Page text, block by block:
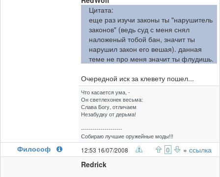
Цитата:
еще раз изучи законы ты "нарушитель
законов" (ведь суд с меня снял
наложеный тобой бан, значит ты
нарушил закон его вешая). данная
теме не про меня значит ты флудишь.
Очередной иск за клевету пошел...
Что касается ума, -
Он светлехонек весьма:
Слава Богу, отличаем
Незабудку от дерьма!
---------------------
Собираю лучшие оружейные моды!!!
Философ 12:53 16/07/2008 0 » ссылка
Redrick